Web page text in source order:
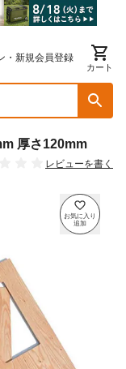
・新規会員登録
カート
厚さ120mm
レビューを書く